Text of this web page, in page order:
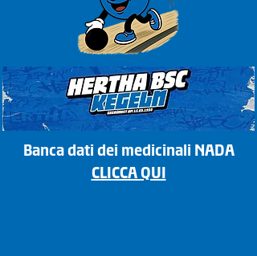
Banca dati dei medicinali NADA
CLICCA QUI